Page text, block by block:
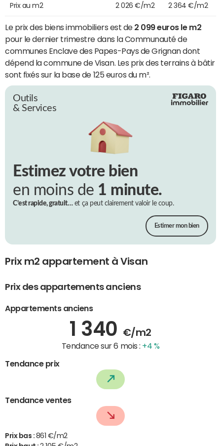
Prix au m2 2 026 €/m2 2 364 €/m2
Le prix des biens immobiliers est de 2 099 euros le m2
pour le dernier trimestre dans la Communauté de
communes Enclave des Papes-Pays de Grignan dont
dépend la commune de Visan. Les prix des terrains à bâtir
sont fixés sur la base de 125 euros du m².
Outils
& Services
Estimez votre bien
en moins de 1 minute.
C’est rapide, gratuit…et ça peut clairement valoir le coup.
Estimer mon bien
Prix m2 appartement à Visan
Prix des appartements anciens
Appartements anciens
1 340 €/m2
Tendance sur 6 mois : +4 %
Tendance prix
Tendance ventes
Prix bas : 861 €/m2